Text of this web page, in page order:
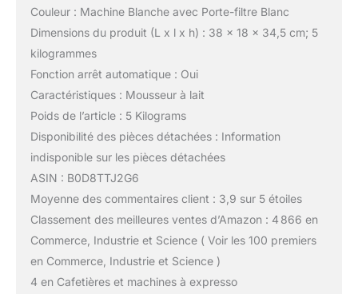
Couleur : Machine Blanche avec Porte-filtre Blanc
Dimensions du produit (L x l x h) : 38 x 18 x 34,5 cm; 5
kilogrammes
Fonction arrêt automatique : Oui
Caractéristiques : Mousseur à lait
Poids de l’article : 5 Kilograms
Disponibilité des pièces détachées : Information
indisponible sur les pièces détachées
ASIN : B0D8TTJ2G6
Moyenne des commentaires client : 3,9 sur 5 étoiles
Classement des meilleures ventes d’Amazon : 4 866 en
Commerce, Industrie et Science ( Voir les 100 premiers
en Commerce, Industrie et Science )
4 en Cafetières et machines à expresso